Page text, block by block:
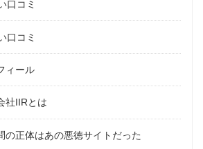
口コミ
口コミ
ィール
社IIRとは
の正体はあの悪徳サイトだった